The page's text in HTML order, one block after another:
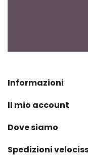
Informazioni
Il mio account
Dove siamo
Spedizioni